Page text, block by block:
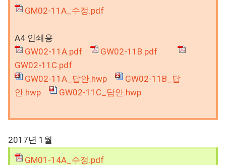
GM02-11A_수정.pdf
A4 인쇄용
GW02-11A.pdf
GW02-11B.pdf
GW02-11C.pdf
GW02-11A_답안.hwp
GW02-11B_답
안.hwp
GW02-11C_답안.hwp
2017년 1월
GM01-14A_수정.pdf